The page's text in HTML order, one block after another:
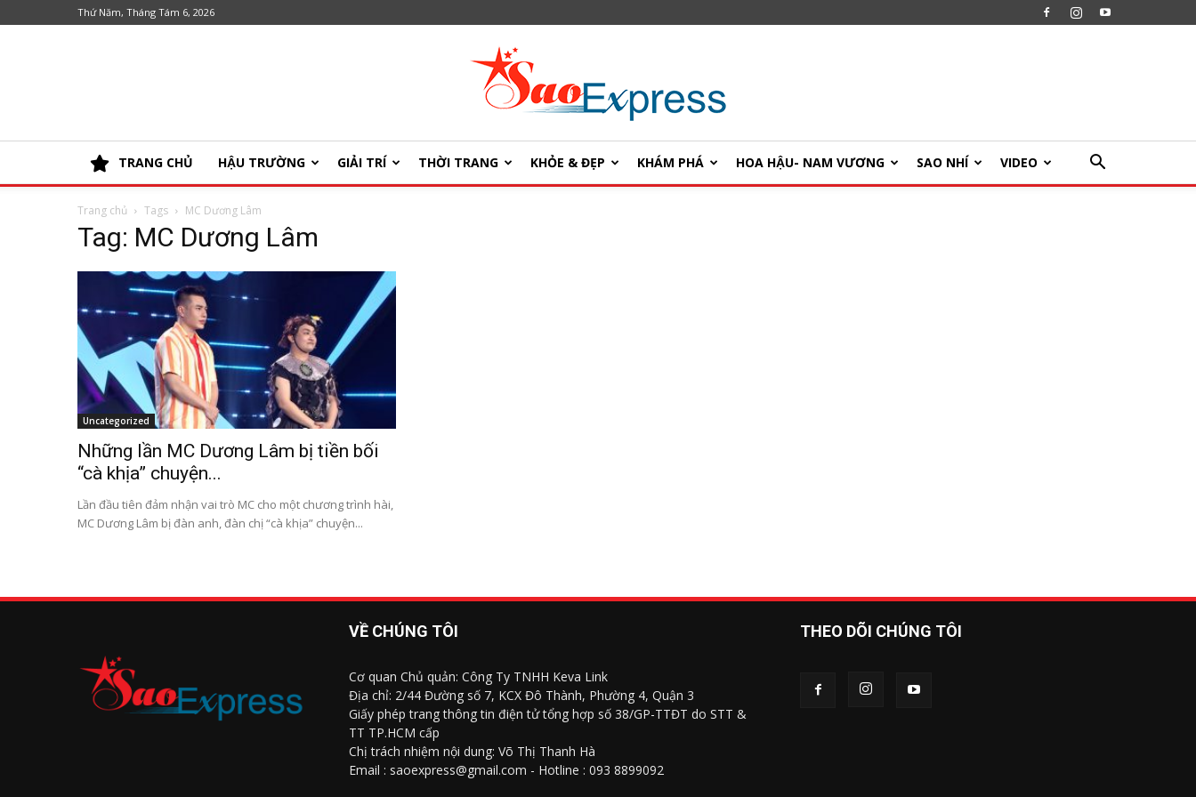
Thứ Năm, Tháng Tám 6, 2026
SaoExpress
TRANG CHỦ HẬU TRƯỜNG GIẢI TRÍ THỜI TRANG KHỎE & ĐẸP KHÁM PHÁ HOA HẬU- NAM VƯƠNG SAO NHÍ VIDEO
Trang chủ Tags MC Dương Lâm
Tag: MC Dương Lâm
Uncategorized
Những lần MC Dương Lâm bị tiền bối
“cà khịa” chuyện...
Lần đầu tiên đảm nhận vai trò MC cho một chương trình hài,
MC Dương Lâm bị đàn anh, đàn chị “cà khịa” chuyện...
VỀ CHÚNG TÔI
Cơ quan Chủ quản: Công Ty TNHH Keva Link
Địa chỉ: 2/44 Đường số 7, KCX Đô Thành, Phường 4, Quận 3
Giấy phép trang thông tin điện tử tổng hợp số 38/GP-TTĐT do STT &
TT TP.HCM cấp
Chị trách nhiệm nội dung: Võ Thị Thanh Hà
Email : saoexpress@gmail.com - Hotline : 093 8899092
THEO DÕI CHÚNG TÔI